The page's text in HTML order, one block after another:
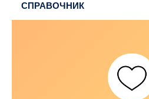
СПРАВОЧНИК